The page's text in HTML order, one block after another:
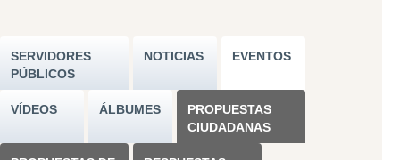
SERVIDORES
PÚBLICOS
NOTICIAS EVENTOS
VÍDEOS ÁLBUMES
PROPUESTAS
CIUDADANAS